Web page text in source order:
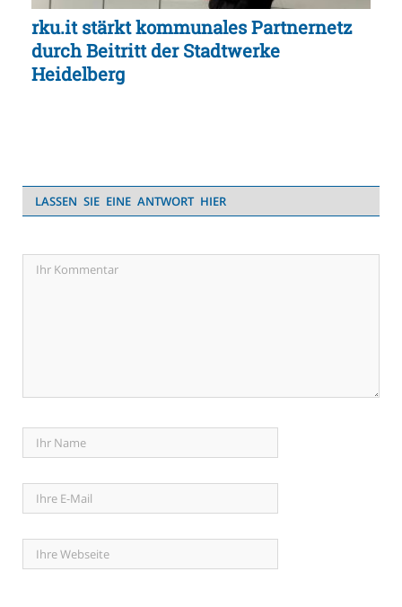
rku.it stärkt kommunales Partnernetz
durch Beitritt der Stadtwerke
Heidelberg
LASSEN SIE EINE ANTWORT HIER